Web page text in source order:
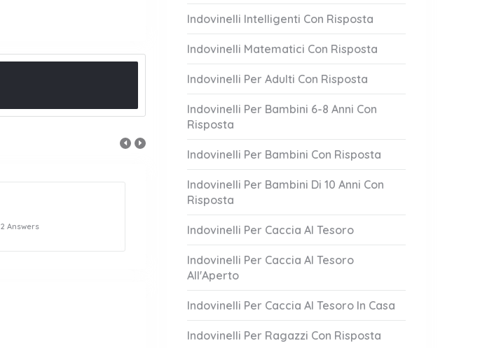
2 Answers
Piccolo E Affid
October 18, 2023 3 Answers
Indovinelli Intelligenti Con Risposta
Indovinelli Matematici Con Risposta
Indovinelli Per Adulti Con Risposta
Indovinelli Per Bambini 6-8 Anni Con
Risposta
Indovinelli Per Bambini Con Risposta
Indovinelli Per Bambini Di 10 Anni Con
Risposta
Indovinelli Per Caccia Al Tesoro
Indovinelli Per Caccia Al Tesoro
All'Aperto
Indovinelli Per Caccia Al Tesoro In Casa
Indovinelli Per Ragazzi Con Risposta